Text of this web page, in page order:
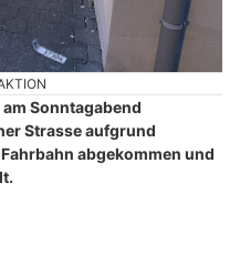
Sonntagabend
Strasse aufgrund
abgekommen und